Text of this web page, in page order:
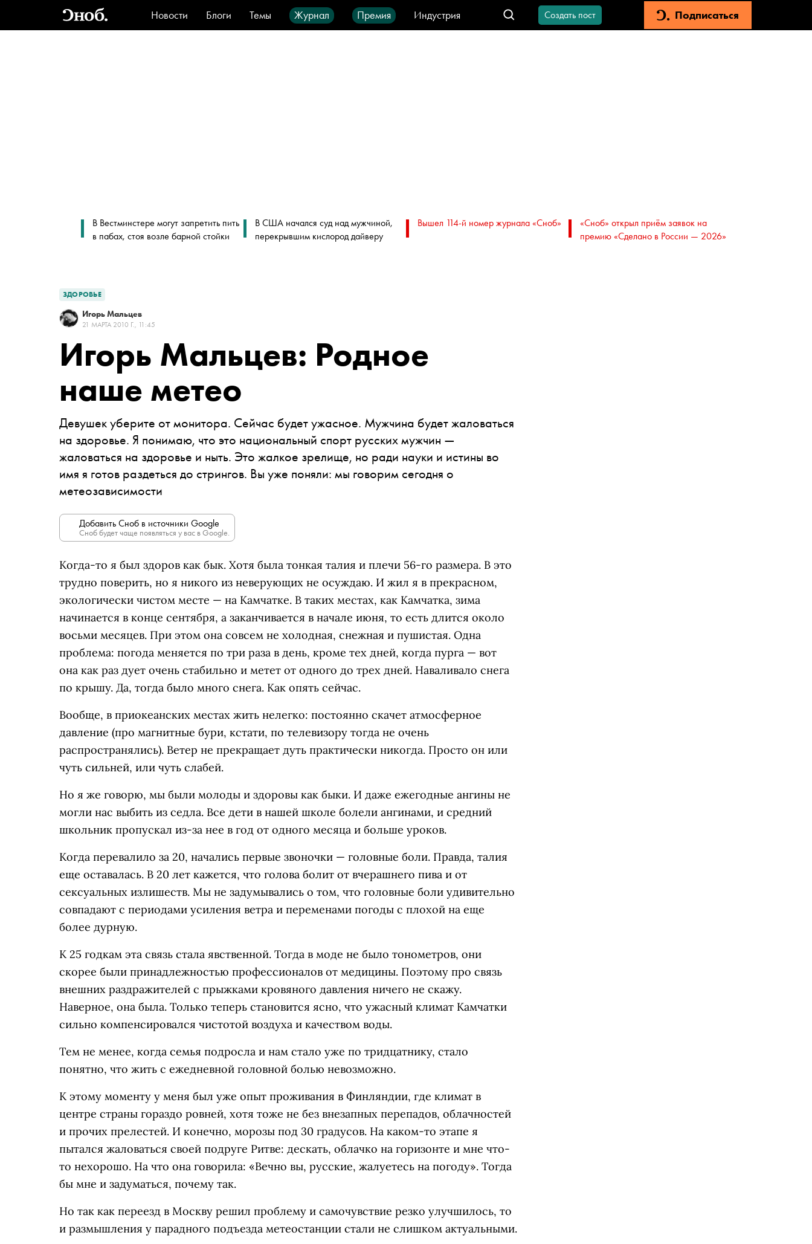
Новости Блоги Темы Журнал Премия
Индустрия
Стиль
Видео Город IT-продукты
Создать пост Подписаться
В Вестминстере могут запретить пить
в пабах, стоя возле барной стойки
В США начался суд над мужчиной,
перекрывшим кислород дайверу
Вышел 114-й номер журнала «Сноб»
«Сноб» открыл приём заявок на
премию «Сделано в России — 2026»
ЗДОРОВЬЕ
Игорь Мальцев
21 МАРТА 2010 Г., 11:45
Игорь Мальцев: Родное
наше метео
Девушек уберите от монитора. Сейчас будет ужасное. Мужчина будет жаловаться
на здоровье. Я понимаю, что это национальный спорт русских мужчин —
жаловаться на здоровье и ныть. Это жалкое зрелище, но ради науки и истины во
имя я готов раздеться до стрингов. Вы уже поняли: мы говорим сегодня о
метеозависимости
Добавить Сноб в источники Google
Сноб будет чаще появляться у вас в Google.
Когда-то я был здоров как бык. Хотя была тонкая талия и плечи 56-го размера. В это
трудно поверить, но я никого из неверующих не осуждаю. И жил я в прекрасном,
экологически чистом месте — на Камчатке. В таких местах, как Камчатка, зима
начинается в конце сентября, а заканчивается в начале июня, то есть длится около
восьми месяцев. При этом она совсем не холодная, снежная и пушистая. Одна
проблема: погода меняется по три раза в день, кроме тех дней, когда пурга — вот
она как раз дует очень стабильно и метет от одного до трех дней. Наваливало снега
по крышу. Да, тогда было много снега. Как опять сейчас.
Вообще, в приокеанских местах жить нелегко: постоянно скачет атмосферное
давление (про магнитные бури, кстати, по телевизору тогда не очень
распространялись). Ветер не прекращает дуть практически никогда. Просто он или
чуть сильней, или чуть слабей.
Но я же говорю, мы были молоды и здоровы как быки. И даже ежегодные ангины не
могли нас выбить из седла. Все дети в нашей школе болели ангинами, и средний
школьник пропускал из-за нее в год от одного месяца и больше уроков.
Когда перевалило за 20, начались первые звоночки — головные боли. Правда, талия
еще оставалась. В 20 лет кажется, что голова болит от вчерашнего пива и от
сексуальных излишеств. Мы не задумывались о том, что головные боли удивительно
совпадают с периодами усиления ветра и переменами погоды с плохой на еще
более дурную.
К 25 годкам эта связь стала явственной. Тогда в моде не было тонометров, они
скорее были принадлежностью профессионалов от медицины. Поэтому про связь
внешних раздражителей с прыжками кровяного давления ничего не скажу.
Наверное, она была. Только теперь становится ясно, что ужасный климат Камчатки
сильно компенсировался чистотой воздуха и качеством воды.
Тем не менее, когда семья подросла и нам стало уже по тридцатнику, стало
понятно, что жить с ежедневной головной болью невозможно.
К этому моменту у меня был уже опыт проживания в Финляндии, где климат в
центре страны гораздо ровней, хотя тоже не без внезапных перепадов, облачностей
и прочих прелестей. И конечно, морозы под 30 градусов. На каком-то этапе я
пытался жаловаться своей подруге Ритве: дескать, облачко на горизонте и мне что-
то нехорошо. На что она говорила: «Вечно вы, русские, жалуетесь на погоду». Тогда
бы мне и задуматься, почему так.
Но так как переезд в Москву решил проблему и самочувствие резко улучшилось, то
и размышления у парадного подъезда метеостанции стали не слишком актуальными.